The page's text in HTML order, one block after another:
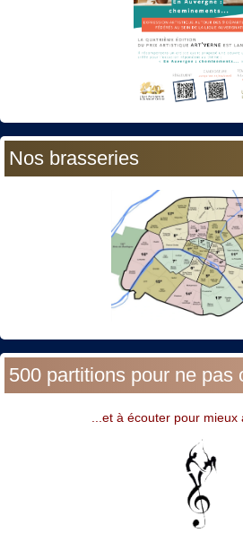
Nos brasseries
500 partitions pour ne pas
...et à écouter pour mieux